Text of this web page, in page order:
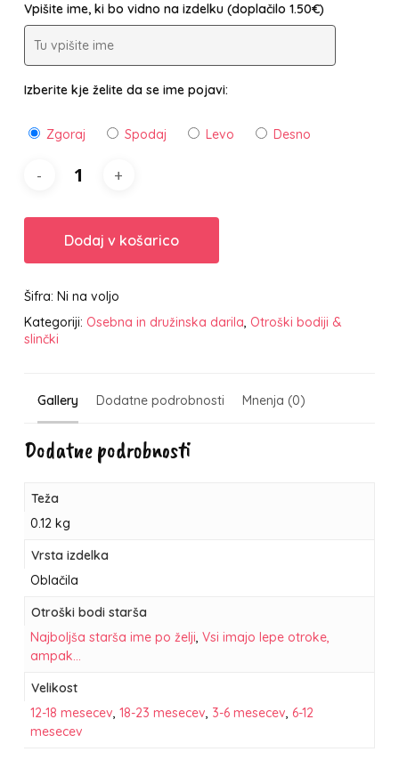
Vpišite ime, ki bo vidno na izdelku (doplačilo 1.50€)
Izberite kje želite da se ime pojavi:
Zgoraj Spodaj Levo Desno
Dodaj v košarico
Šifra: Ni na voljo
Kategoriji: Osebna in družinska darila, Otroški bodiji &
slinčki
Gallery Dodatne podrobnosti Mnenja (0)
Dodatne podrobnosti
Teža
0.12 kg
Vrsta izdelka
Oblačila
Otroški bodi starša
Najboljša starša ime po želji, Vsi imajo lepe otroke,
ampak…
Velikost
12-18 mesecev, 18-23 mesecev, 3-6 mesecev, 6-12
mesecev